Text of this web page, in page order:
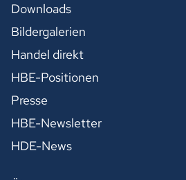
Downloads
Bildergalerien
Handel direkt
HBE-Positionen
Presse
HBE-Newsletter
HDE-News